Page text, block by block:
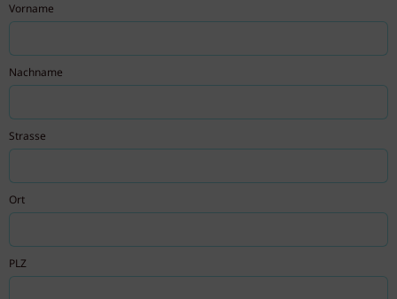
Vorname
Nachname
Strasse
Ort
PLZ